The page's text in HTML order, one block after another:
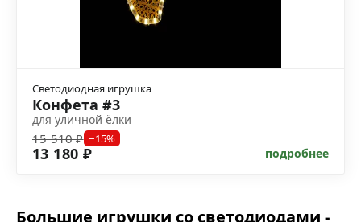
Светодиодная игрушка
Конфета #3
для уличной ёлки
15 510 ₽ −15%
13 180 ₽ подробнее
Большие игрушки со светодиодами -